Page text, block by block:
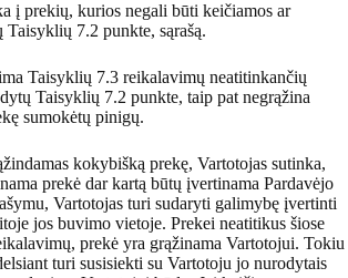
į prekių, kurios negali būti keičiamos ar
Taisyklių 7.2 punkte, sąrašą.
Taisyklių 7.3 reikalavimų neatitinkančių
Taisyklių 7.2 punkte, taip pat negrąžina
sumokėtų pinigų.
kokybišką prekę, Vartotojas sutinka,
prekė dar kartą būtų įvertinama Pardavėjo
Vartotojas turi sudaryti galimybę įvertinti
jos buvimo vietoje. Prekei neatitikus šiose
prekė yra grąžinama Vartotojui. Tokiu
turi susisiekti su Vartotoju jo nurodytais